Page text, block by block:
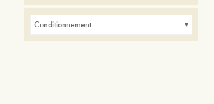
Conditionnement